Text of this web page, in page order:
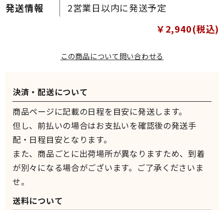
￥2,940(税込)
2営業日以内に発送予定
この商品について問い合わせる
決済・配送について
商品ページに記載の日程を目安に発送します。
但し、前払いの場合はお支払いを確認後の発送手
配・日程目安となります。
また、商品ごとに出荷場所が異なりますため、到着
が別々になる場合がございます。ご了承くださいま
せ。
送料について